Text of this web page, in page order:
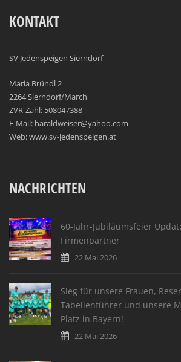
KONTAKT
SV Jedenspeigen Sierndorf
Maria Bründl 2
2264 Sierndorf/March
ZVR-Zahl: 508047388
E-Mail: haraldweiser@yahoo.com
Web: www.sv-jedenspeigen.at
NACHRICHTEN
60-Jahr-Jubiläumsfeier
Firmenpartner
22 Mai 2026
Sieg für unsere Frauen,
Tabellenführer und unsere
Platz in Bayern!
22 Mai 2026